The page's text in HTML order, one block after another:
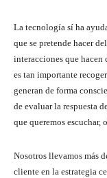
La tecnología sí ha
que se pretende hacer
interacciones que hacen
es tan importante
generan de forma
de evaluar la respuesta
que queremos escuchar,
Nosotros llevamos más
cliente en la estrategia